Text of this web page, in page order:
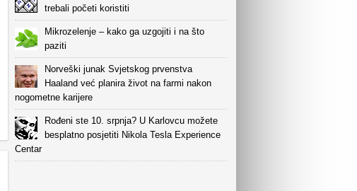
trebali početi koristiti
Mikrozelenje – kako ga uzgojiti i na što
paziti
Norveški junak Svjetskog prvenstva
Haaland već planira život na farmi nakon
nogometne karijere
Rođeni ste 10. srpnja? U Karlovcu možete
besplatno posjetiti Nikola Tesla Experience
Centar